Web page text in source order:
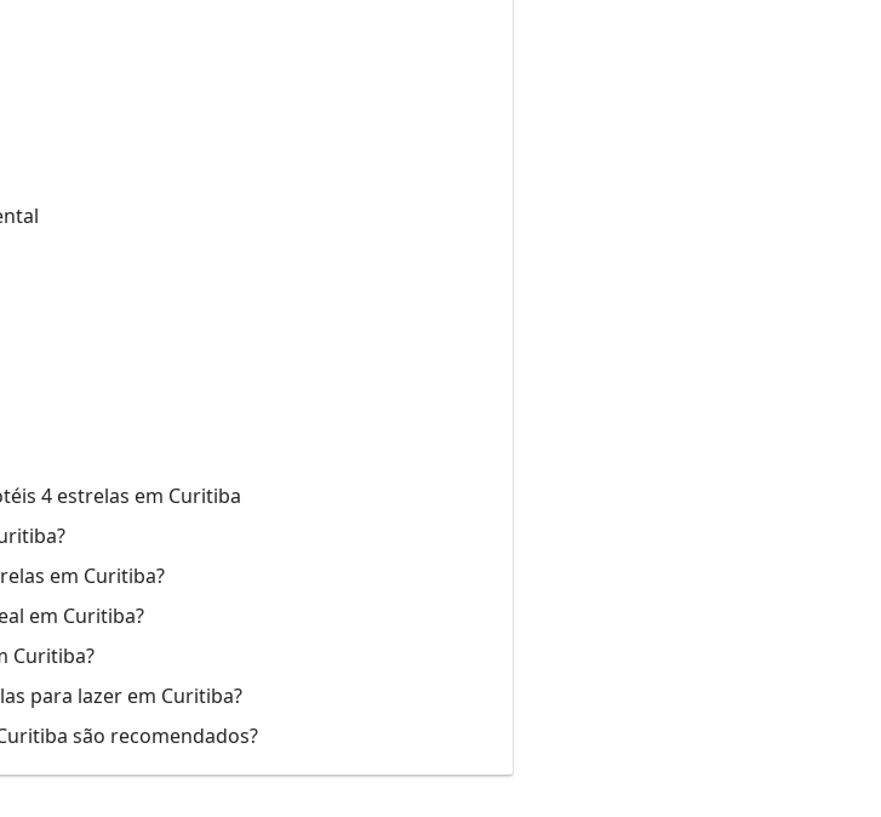
4 estrelas em Curitiba
em Curitiba?
em Curitiba?
Curitiba?
para lazer em Curitiba?
são recomendados?